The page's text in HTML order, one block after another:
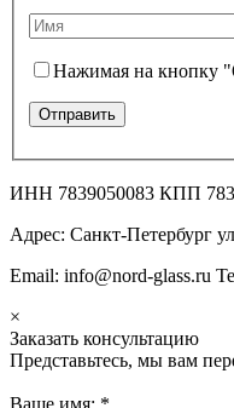
Нажимая на кнопку
ИНН 7839050083 КПП
Адрес: Санкт-Петербург
Email: info@nord-glass.ru
×
Заказать консультацию
Представьтесь, мы вам
Ваше имя: *